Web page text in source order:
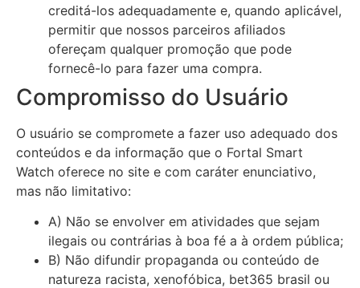
creditá-los adequadamente e, quando aplicável,
permitir que nossos parceiros afiliados
ofereçam qualquer promoção que pode
fornecê-lo para fazer uma compra.
Compromisso do Usuário
O usuário se compromete a fazer uso adequado dos
conteúdos e da informação que o Fortal Smart
Watch oferece no site e com caráter enunciativo,
mas não limitativo:
A) Não se envolver em atividades que sejam
ilegais ou contrárias à boa fé a à ordem pública;
B) Não difundir propaganda ou conteúdo de
natureza racista, xenofóbica, bet365 brasil ou